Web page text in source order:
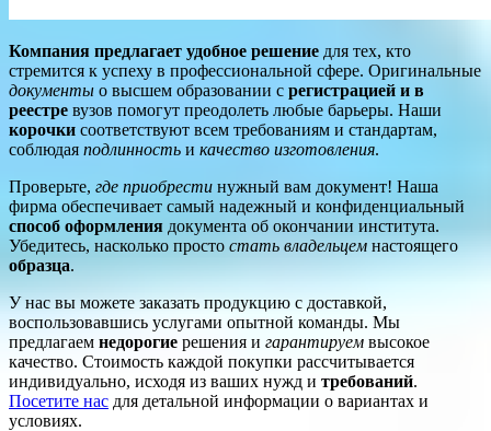
Компания предлагает удобное решение для тех, кто
стремится к успеху в профессиональной сфере. Оригинальные
документы о высшем образовании с регистрацией и в
реестре вузов помогут преодолеть любые барьеры. Наши
корочки соответствуют всем требованиям и стандартам,
соблюдая подлинность и качество изготовления.
Проверьте, где приобрести нужный вам документ! Наша
фирма обеспечивает самый надежный и конфиденциальный
способ оформления документа об окончании института.
Убедитесь, насколько просто стать владельцем настоящего
образца.
У нас вы можете заказать продукцию с доставкой,
воспользовавшись услугами опытной команды. Мы
предлагаем недорогие решения и гарантируем высокое
качество. Стоимость каждой покупки рассчитывается
индивидуально, исходя из ваших нужд и требований.
Посетите нас для детальной информации о вариантах и
условиях.